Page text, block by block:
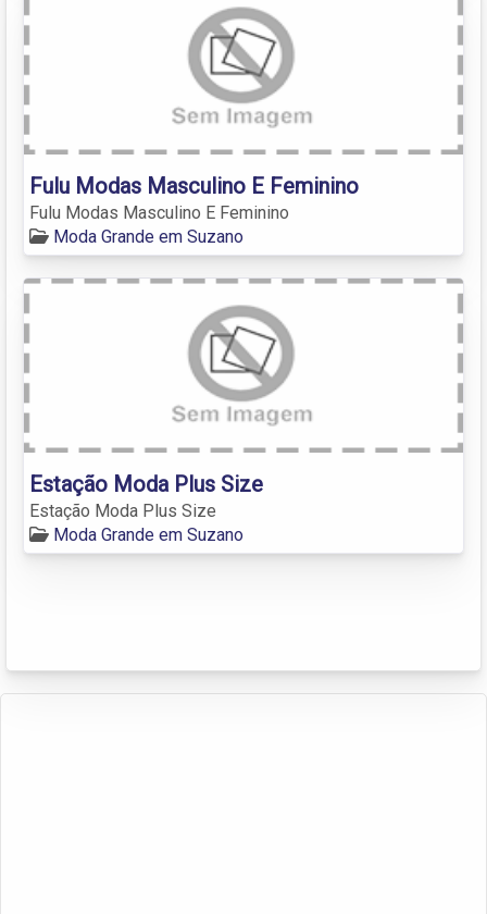
Fulu Modas Masculino E Feminino
Fulu Modas Masculino E Feminino
Moda Grande em Suzano
Estação Moda Plus Size
Estação Moda Plus Size
Moda Grande em Suzano